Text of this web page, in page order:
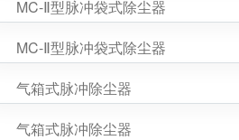
MC-Ⅱ型脉冲袋式除尘器
MC-Ⅱ型脉冲袋式除尘器
气箱式脉冲除尘器
气箱式脉冲除尘器